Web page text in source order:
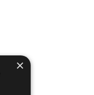
×